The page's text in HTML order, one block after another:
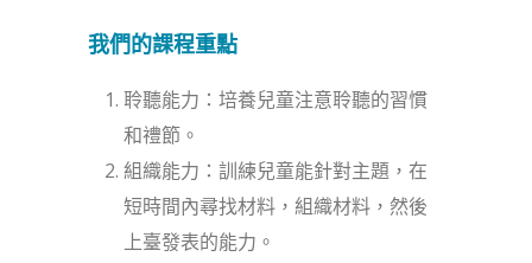
我們的課程重點
聆聽能力：培養兒童注意聆聽的習慣
和禮節。
組織能力：訓練兒童能針對主題，在
短時間內尋找材料，組織材料，然後
上臺發表的能力。